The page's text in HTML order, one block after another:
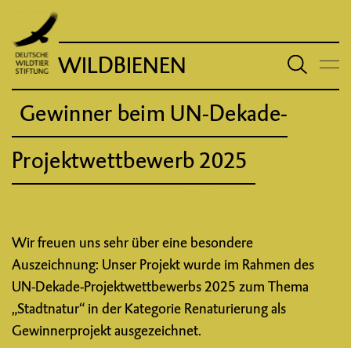
WILDBIENEN
Gewinner beim UN-Dekade-
Projektwettbewerb 2025
Wir freuen uns sehr über eine besondere
Auszeichnung: Unser Projekt wurde im Rahmen des
UN-Dekade-Projektwettbewerbs 2025 zum Thema
„Stadtnatur“ in der Kategorie Renaturierung als
Gewinnerprojekt ausgezeichnet.